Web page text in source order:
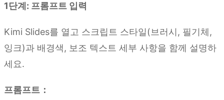
1단계: 프롬프트 입력
Kimi Slides를 열고 스크립트 스타일(브러시, 필기체,
잉크)과 배경색, 보조 텍스트 세부 사항을 함께 설명하
세요.
프롬프트：